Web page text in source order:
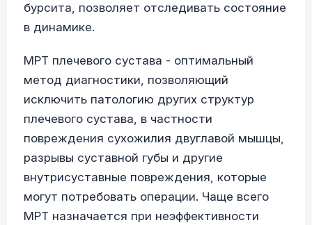
бурсита, позволяет отследивать состояние
в динамике.
МРТ плечевого сустава - оптимальный
метод диагностики, позволяющий
исключить патологию других структур
плечевого сустава, в частности
повреждения сухожилия двуглавой мышцы,
разрывы суставной губы и другие
внутрисуставные повреждения, которые
могут потребовать операции. Чаще всего
МРТ назначается при неэффективности